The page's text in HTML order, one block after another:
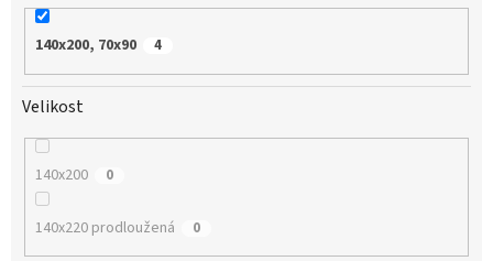
140x200, 70x90 4
Velikost
140x200 0
140x220 prodloužená 0